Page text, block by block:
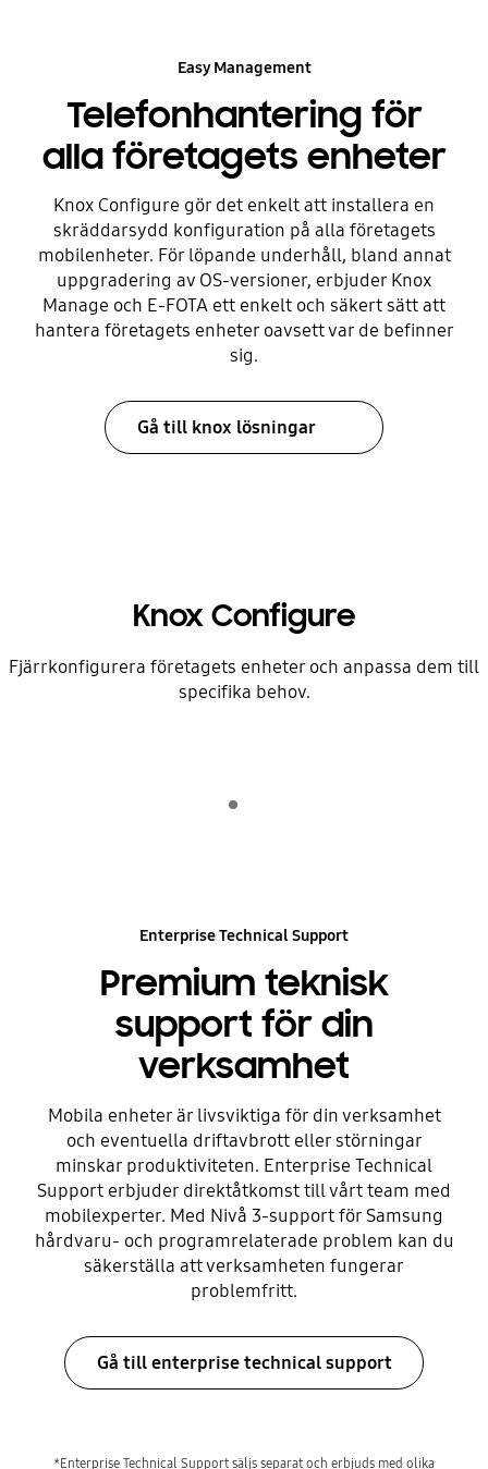
Easy Management
Telefonhantering för
alla företagets enheter
Knox Configure gör det enkelt att installera en
skräddarsydd konfiguration på alla företagets
mobilenheter. För löpande underhåll, bland annat
uppgradering av OS-versioner, erbjuder Knox
Manage och E-FOTA ett enkelt och säkert sätt att
hantera företagets enheter oavsett var de befinner
sig.
Gå till knox lösningar
Knox Configure
Fjärrkonfigurera företagets enheter och anpassa dem till
specifika behov.
Enterprise Technical Support
Premium teknisk
support för din
verksamhet
Mobila enheter är livsviktiga för din verksamhet
och eventuella driftavbrott eller störningar
minskar produktiviteten. Enterprise Technical
Support erbjuder direktåtkomst till vårt team med
mobilexperter. Med Nivå 3-support för Samsung
hårdvaru- och programrelaterade problem kan du
säkerställa att verksamheten fungerar
problemfritt.
Gå till enterprise technical support
*Enterprise Technical Support säljs separat och erbjuds med olika